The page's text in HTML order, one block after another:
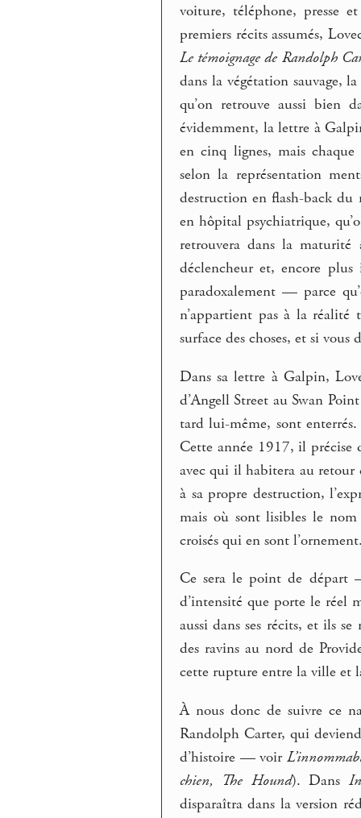
voiture, téléphone, presse
premiers récits assumés,
Le témoignage de Randolph
dans la végétation sauvage,
qu’on retrouve aussi bien
évidemment, la lettre à
en cinq lignes, mais
selon la représentation
destruction en flash-back
en hôpital psychiatrique,
retrouvera dans la maturité
déclencheur et, encore
paradoxalement — parce
n’appartient pas à la réalité
surface des choses, et si vous
Dans sa lettre à Galpin,
d’Angell Street au Swan
tard lui-même, sont
Cette année 1917, il précise
avec qui il habitera au retour
à sa propre destruction,
mais où sont lisibles le
croisés qui en sont
Ce sera le point de départ
d’intensité que porte le réel
aussi dans ses récits, et ils
des ravins au nord de
cette rupture entre la ville et
À nous donc de suivre ce
Randolph Carter, qui
d’histoire — voir
chien, The Hound). Dans
disparaîtra dans la version